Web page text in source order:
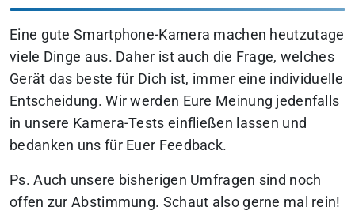
Eine gute Smartphone-Kamera machen heutzutage
viele Dinge aus. Daher ist auch die Frage, welches
Gerät das beste für Dich ist, immer eine individuelle
Entscheidung. Wir werden Eure Meinung jedenfalls
in unsere Kamera-Tests einfließen lassen und
bedanken uns für Euer Feedback.
Ps. Auch unsere bisherigen Umfragen sind noch
offen zur Abstimmung. Schaut also gerne mal rein!